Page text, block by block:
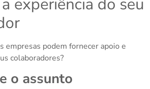
empresas podem fornecer apoio e
colaboradores?
o assunto